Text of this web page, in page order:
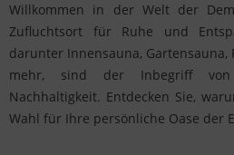
Willkommen in der Welt der
Zufluchtsort für Ruhe und
darunter Innensauna, Gartensauna,
mehr, sind der Inbegriff
Nachhaltigkeit. Entdecken Sie,
Wahl für Ihre persönliche Oase der